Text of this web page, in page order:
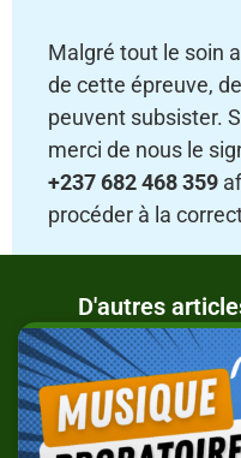
Malgré tout le soin
de cette épreuve,
peuvent subsister.
merci de nous le
+237 682 468 359
procéder à la
D'autres